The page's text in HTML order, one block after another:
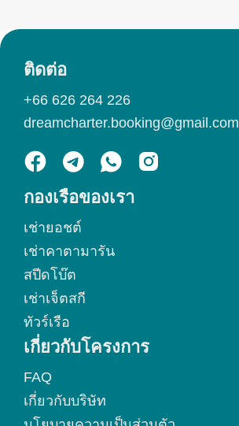
กองเรือของเรา
เช่ายอชต์
เช่าคาตามารัน
สปีดโบ๊ต
เช่าเจ็ตสกี
ทัวร์เรือ
เกี่ยวกับโครงการ
FAQ
เกี่ยวกับบริษัท
ติดต่อ
+66 626 264 226
dreamcharter.booking@gmail.com